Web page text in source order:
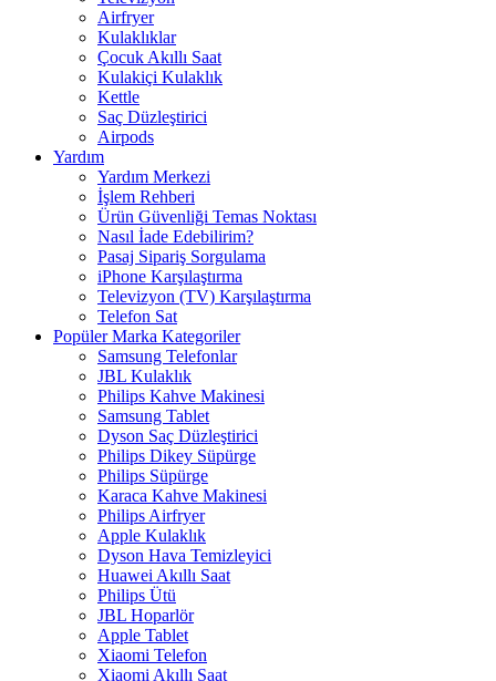
Airfryer
Kulaklıklar
Çocuk Akıllı Saat
Kulakiçi Kulaklık
Kettle
Saç Düzleştirici
Airpods
Yardım
Yardım Merkezi
İşlem Rehberi
Ürün Güvenliği Temas Noktası
Nasıl İade Edebilirim?
Pasaj Sipariş Sorgulama
iPhone Karşılaştırma
Televizyon (TV) Karşılaştırma
Telefon Sat
Popüler Marka Kategoriler
Samsung Telefonlar
JBL Kulaklık
Philips Kahve Makinesi
Samsung Tablet
Dyson Saç Düzleştirici
Philips Dikey Süpürge
Philips Süpürge
Karaca Kahve Makinesi
Philips Airfryer
Apple Kulaklık
Dyson Hava Temizleyici
Huawei Akıllı Saat
Philips Ütü
JBL Hoparlör
Apple Tablet
Xiaomi Telefon
Xiaomi Akıllı Saat